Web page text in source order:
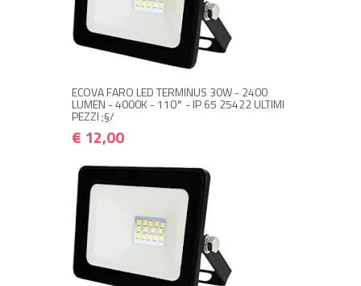
ECOVA FARO LED TERMINUS 30W - 2400
LUMEN - 4000K - 110° - IP 65 25422 ULTIMI
PEZZI ;§/
€ 12,00
+ ACQUISTA
+ ACQUISTA